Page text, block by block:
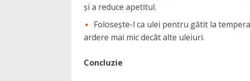
și a reduce apetitul.
Folosește-l ca ulei pentru gătit la
ardere mai mic decât alte uleiuri.
Concluzie